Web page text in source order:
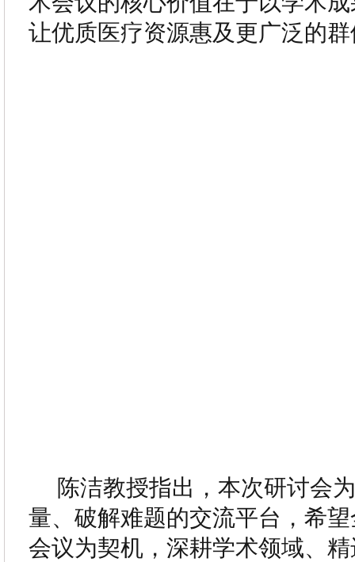
让优质医疗资源惠及更广泛的
陈洁教授指出，本次研讨会
量、破解难题的交流平台，希
会议为契机，深耕学术领域、